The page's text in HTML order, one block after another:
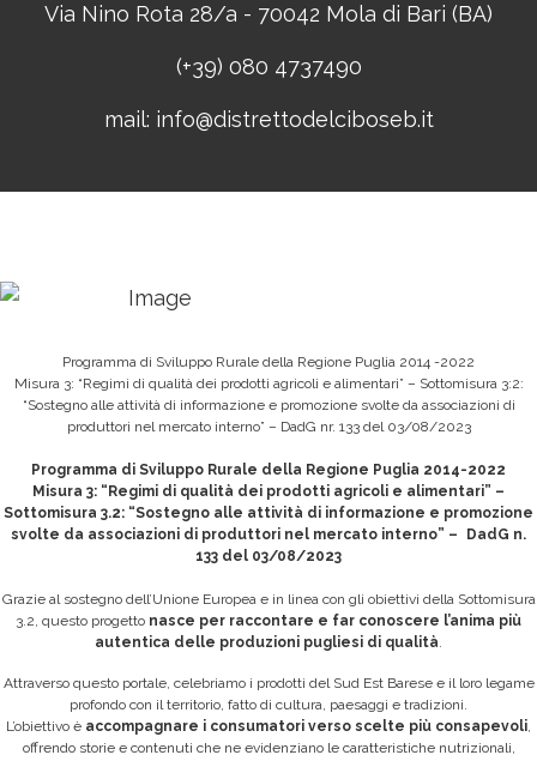
Via Nino Rota 28/a - 70042 Mola di Bari (BA)
(+39) 080 4737490
mail: info@distrettodelciboseb.it
Programma di Sviluppo Rurale della Regione Puglia 2014 -2022
Misura 3: “Regimi di qualità dei prodotti agricoli e alimentari” – Sottomisura 3:2:
“Sostegno alle attività di informazione e promozione svolte da associazioni di
produttori nel mercato interno” – DadG nr. 133 del 03/08/2023
Programma di Sviluppo Rurale della Regione Puglia 2014-2022
Misura 3: “Regimi di qualità dei prodotti agricoli e alimentari” –
Sottomisura 3.2: “Sostegno alle attività di informazione e promozione
svolte da associazioni di produttori nel mercato interno” – DadG n.
133 del 03/08/2023
Grazie al sostegno dell’Unione Europea e in linea con gli obiettivi della Sottomisura
3.2, questo progetto nasce per raccontare e far conoscere l’anima più
autentica delle produzioni pugliesi di qualità.
Attraverso questo portale, celebriamo i prodotti del Sud Est Barese e il loro legame
profondo con il territorio, fatto di cultura, paesaggi e tradizioni.
L’obiettivo è accompagnare i consumatori verso scelte più consapevoli,
offrendo storie e contenuti che ne evidenziano le caratteristiche nutrizionali,